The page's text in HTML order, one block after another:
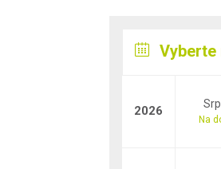
Vyberte
2026
Na